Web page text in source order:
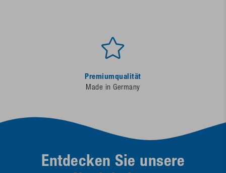
Premiumqualität
Made in Germany
Entdecken Sie unsere